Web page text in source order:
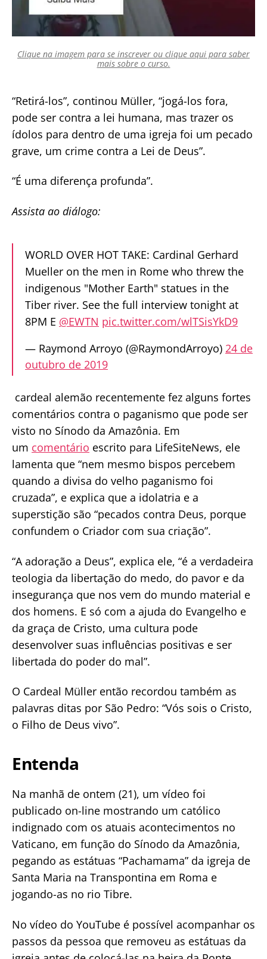
Clique na imagem para se inscrever ou clique aqui para saber
mais sobre o curso.
“Retirá-los”, continou Müller, “jogá-los fora,
pode ser contra a lei humana, mas trazer os
ídolos para dentro de uma igreja foi um pecado
grave, um crime contra a Lei de Deus”.
“É uma diferença profunda”.
Assista ao diálogo:
WORLD OVER HOT TAKE: Cardinal Gerhard
Mueller on the men in Rome who threw the
indigenous "Mother Earth" statues in the
Tiber river. See the full interview tonight at
8PM E @EWTN pic.twitter.com/wlTSisYkD9
— Raymond Arroyo (@RaymondArroyo) 24 de
outubro de 2019
cardeal alemão recentemente fez alguns fortes
comentários contra o paganismo que pode ser
visto no Sínodo da Amazônia. Em
um comentário escrito para LifeSiteNews, ele
lamenta que “nem mesmo bispos percebem
quando a divisa do velho paganismo foi
cruzada”, e explica que a idolatria e a
superstição são “pecados contra Deus, porque
confundem o Criador com sua criação”.
“A adoração a Deus”, explica ele, “é a verdadeira
teologia da libertação do medo, do pavor e da
insegurança que nos vem do mundo material e
dos homens. E só com a ajuda do Evangelho e
da graça de Cristo, uma cultura pode
desenvolver suas influências positivas e ser
libertada do poder do mal”.
O Cardeal Müller então recordou também as
palavras ditas por São Pedro: “Vós sois o Cristo,
o Filho de Deus vivo”.
Entenda
Na manhã de ontem (21), um vídeo foi
publicado on-line mostrando um católico
indignado com os atuais acontecimentos no
Vaticano, em função do Sínodo da Amazônia,
pegando as estátuas “Pachamama” da igreja de
Santa Maria na Transpontina em Roma e
jogando-as no rio Tibre.
No vídeo do YouTube é possível acompanhar os
passos da pessoa que removeu as estátuas da